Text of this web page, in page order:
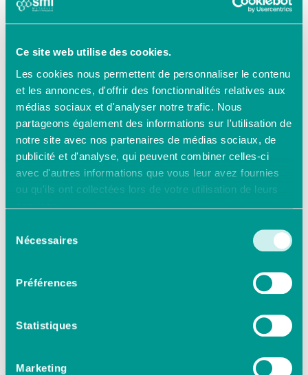
Ce site web utilise des cookies.
Les cookies nous permettent de personnaliser le contenu
et les annonces, d'offrir des fonctionnalités relatives aux
médias sociaux et d'analyser notre trafic. Nous
partageons également des informations sur l'utilisation de
notre site avec nos partenaires de médias sociaux, de
publicité et d'analyse, qui peuvent combiner celles-ci
avec d'autres informations que vous leur avez fournies
ou qu'ils ont collectées lors de votre utilisation de leurs
services.
Nécessaires
Préférences
Statistiques
Marketing